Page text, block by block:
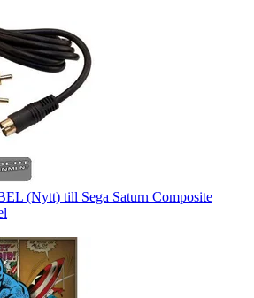
(Nytt) till Sega Saturn Composite